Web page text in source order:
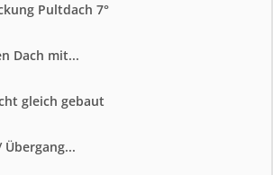
Pultdach 7°
Dach mit...
gleich gebaut
Übergang...